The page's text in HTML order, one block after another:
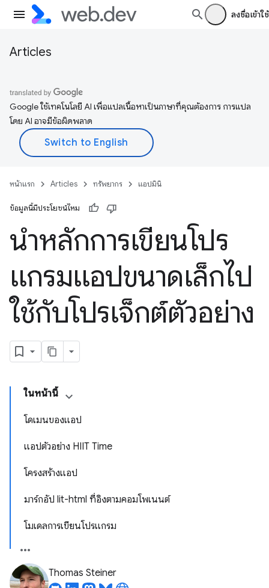
ลงชื่อเข้าใช้
Articles
Google ใช้เทคโนโลยี AI เพื่อแปลเนื้อหาเป็นภาษาที่คุณต้องการ การแปล
โดย AI อาจมีข้อผิดพลาด
หน้าแรก Articles ทรัพยากร แอปมินิ
ข้อมูลนี้มีประโยชน์ไหม
นำหลักการเขียนโปร
แกรมแอปขนาดเล็กไป
ใช้กับโปรเจ็กต์ตัวอย่าง
ในหน้านี้
โดเมนของแอป
แอปตัวอย่าง HIIT Time
โครงสร้างแอป
มาร์กอัป lit-html ที่อิงตามคอมโพเนนต์
โมเดลการเขียนโปรแกรม
Thomas Steiner